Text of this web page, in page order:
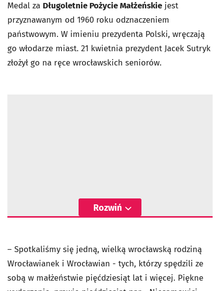
Medal za Długoletnie Pożycie Małżeńskie jest
przyznawanym od 1960 roku odznaczeniem
państwowym. W imieniu prezydenta Polski, wręczają
go włodarze miast. 21 kwietnia prezydent Jacek Sutryk
złożył go na ręce wrocławskich seniorów.
Rozwiń
– Spotkaliśmy się jedną, wielką wrocławską rodziną
Wrocławianek i Wrocławian - tych, którzy spędzili ze
sobą w małżeństwie pięćdziesiąt lat i więcej. Piękne